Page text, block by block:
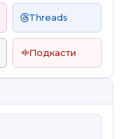
Threads
Подкасти